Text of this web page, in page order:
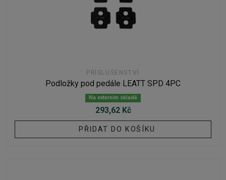
PŘÍSLUŠENSTVÍ
Podložky pod pedále LEATT SPD 4PC
Na externím skladě
293,62 Kč
PŘIDAT DO KOŠÍKU